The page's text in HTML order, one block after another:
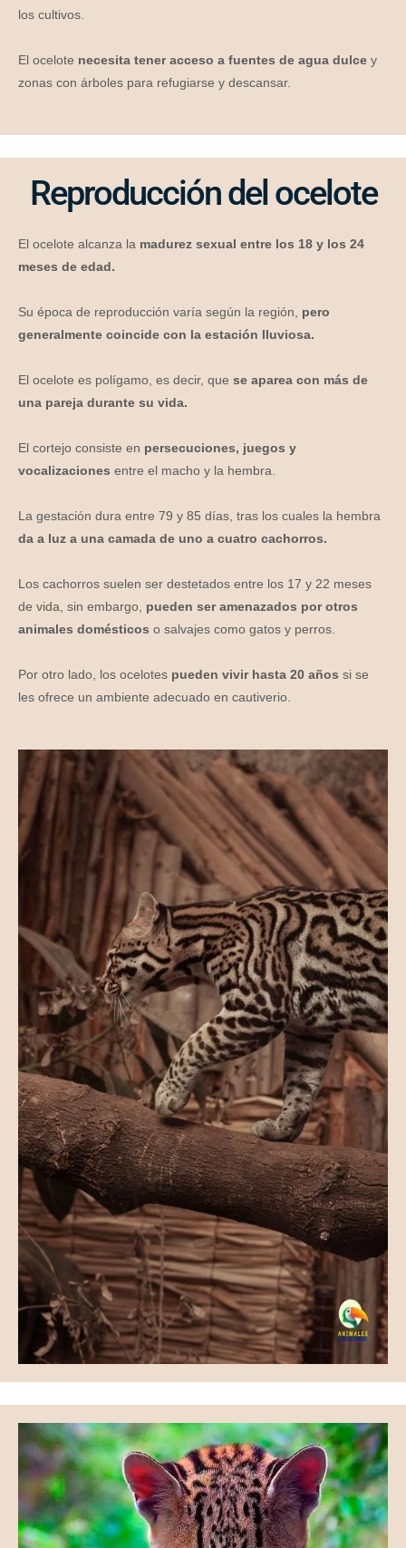
los cultivos.
El ocelote necesita tener acceso a fuentes de agua dulce y
zonas con árboles para refugiarse y descansar.
Reproducción del ocelote
El ocelote alcanza la madurez sexual entre los 18 y los 24
meses de edad.
Su época de reproducción varía según la región,
pero
generalmente coincide con la estación lluviosa.
El ocelote es polígamo, es decir, que se aparea con más de
una pareja durante su vida.
El cortejo consiste en persecuciones, juegos y
vocalizaciones entre el macho y la hembra.
La gestación dura entre 79 y 85 días, tras los cuales la hembra
da a luz a una camada de uno a cuatro cachorros.
Los cachorros suelen ser destetados entre los 17 y 22 meses
de vida sin embargo pueden ser amenazados por otros
animales domésticos o salvajes como gatos y perros
Por otro lado los ocelotes pueden vivir hasta 20 años si se
les ofrece un ambiente adecuado en cautiverio